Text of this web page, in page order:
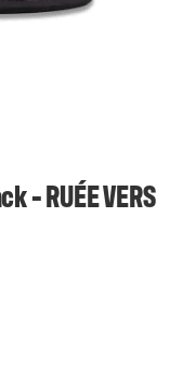
- RUÉE VERS